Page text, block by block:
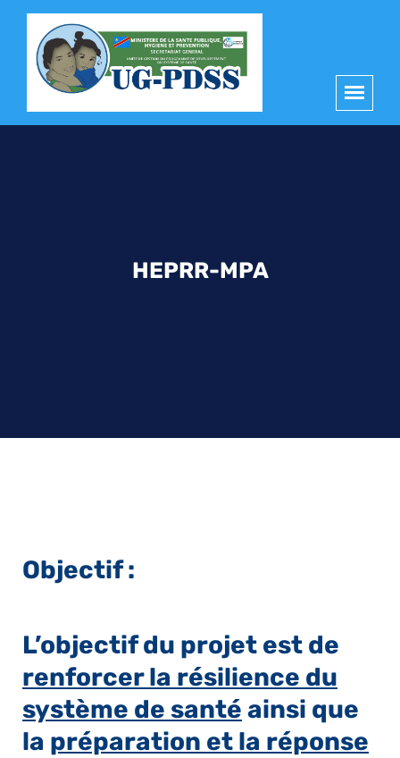
HEPRR-MPA
Objectif :
L’objectif du projet est de
renforcer la résilience du
système de santé ainsi que
la préparation et la réponse